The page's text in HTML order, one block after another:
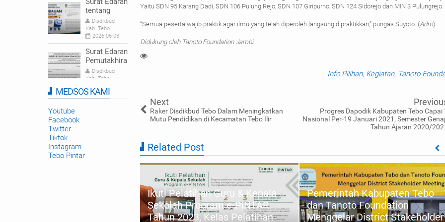
Yaitu SDN 95 Karang Dadi, SDN 106 Pulung Rejo, SDN 107 Giripurno, SDN 124 Sidorejo dan MIN 3 Pulungrejo.
“Semua peserta wajib praktik agar ilmu yang telah diperoleh langsung dipraktikkan,” pungas Suyoto. (Adm)
Didukung oleh Tanoto Foundation Jambi
Info Pilihan, Kegiatan, Tanoto
Next
Raker Disdikbud Tebo Dalam Meningkatkan
Mutu Pendidikan di Kecamatan Tebo Ilir
Progres Dapodik Kabupaten Tebo Capai
Nasional Per-19 Januari 2021, Semester
Tahun Ajaran 2020/
Related Post
Provinsi Jambi Adakan
Ikuti Pelatihan Guru & Kepala
Sekolah Program e-PINTAR
Tahun 2023, Kelas Pelatihan
Pemerintah Kabupaten Tebo
dan Tanoto Foundation
Menggelar District Stakeholder
tentang
Himbauan
Pelaksanaan
Hari Belajar
Guru |
Disdikbud
Kabupaten
Tebo
Disdikbud
Kab. Tebo
2026-06-03
Surat Edaran
Pemutakhira
n Dapodik
Semester
Genap
Tahun
Disdikbud
Kab. Tebo
Pelatihan
MEDSOS KAMI
Youtube
Facebook
Twitter
Tiktok
Instagram
Tebo Pintar